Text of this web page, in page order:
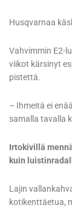
Husqvarnaa
Vahvimmin E2-
viikot kärsinyt
pistettä.
– Ihmeitä ei
samalla tavalla
Irtokivillä
kuin
Lajin
kotikenttäetua,